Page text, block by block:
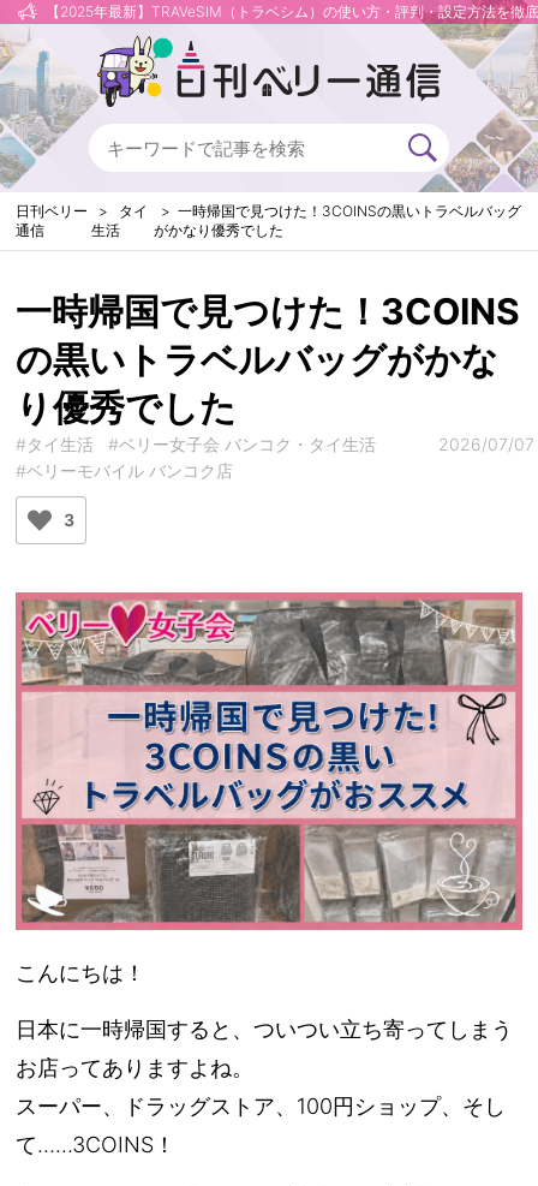
【2025年最新】TRAVeSIM（トラベシム）の使い方・評判・設定方法を徹
日刊ベリー
通信
タイ
生活
一時帰国で見つけた！3COINSの黒いトラベルバッグ
がかなり優秀でした
一時帰国で見つけた！3COINS
の黒いトラベルバッグがかな
り優秀でした
#タイ生活
#ベリー女子会 バンコク・タイ生活
#ベリーモバイル バンコク店
2026/07/07
3
こんにちは！
日本に一時帰国すると、ついつい立ち寄ってしまう
お店ってありますよね。
スーパー、ドラッグストア、100円ショップ、そし
て……3COINS ！